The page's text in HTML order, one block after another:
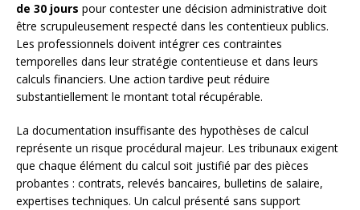
de 30 jours pour contester une décision administrative doit
être scrupuleusement respecté dans les contentieux publics.
Les professionnels doivent intégrer ces contraintes
temporelles dans leur stratégie contentieuse et dans leurs
calculs financiers. Une action tardive peut réduire
substantiellement le montant total récupérable.
La documentation insuffisante des hypothèses de calcul
représente un risque procédural majeur. Les tribunaux exigent
que chaque élément du calcul soit justifié par des pièces
probantes : contrats, relevés bancaires, bulletins de salaire,
expertises techniques. Un calcul présenté sans support